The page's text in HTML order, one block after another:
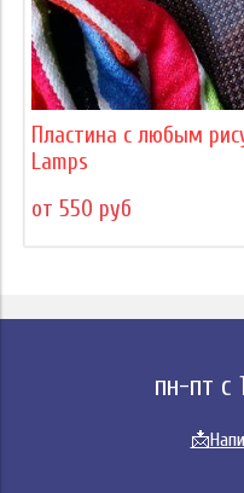
Пластина с любым
Lamps
от 550 руб
пн-пт с
📩